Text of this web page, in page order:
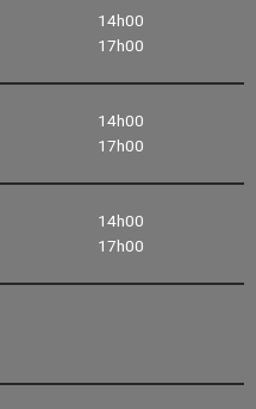
14h00
17h00
14h00
17h00
14h00
17h00